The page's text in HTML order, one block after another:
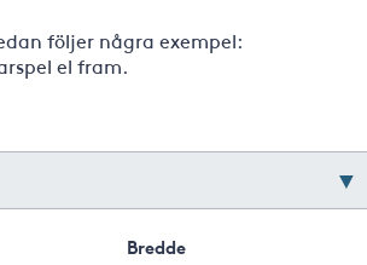
följer några exempel:
el fram.
Bredde